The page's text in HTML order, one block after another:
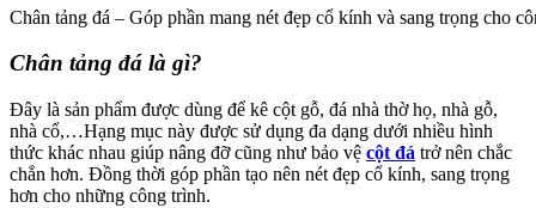
Chân tảng đá – Góp phần mang nét đẹp cổ kính và sang trọng cho
Chân tảng đá là gì?
Đây là sản phẩm được dùng để kê cột gỗ, đá nhà thờ họ, nhà gỗ,
nhà cổ,…Hạng mục này được sử dụng đa dạng dưới nhiều hình
thức khác nhau giúp nâng đỡ cũng như bảo vệ cột đá trở nên chắc
chắn hơn. Đồng thời góp phần tạo nên nét đẹp cổ kính, sang trọng
hơn cho những công trình.